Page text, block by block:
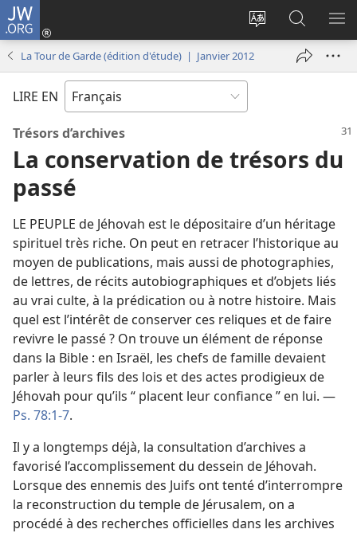
JW.ORG
Changer
langue
Se
connecter
nouvelle
sur
JW.ORG
La Tour de Garde (édition d'étude) | Janvier 2012
LIRE EN
Trésors d’archives
La conservation de trésors du
passé
LE PEUPLE de Jéhovah est le dépositaire d’un héritage
spirituel très riche. On peut en retracer l’historique au
moyen de publications, mais aussi de photographies,
de lettres, de récits autobiographiques et d’objets liés
au vrai culte, à la prédication ou à notre histoire. Mais
quel est l’intérêt de conserver ces reliques et de faire
revivre le passé ? On trouve un élément de réponse
dans la Bible : en Israël, les chefs de famille devaient
parler à leurs fils des lois et des actes prodigieux de
Jéhovah pour qu’ils “ placent leur confiance ” en lui. —
Ps. 78:1-7.
Il y a longtemps déjà, la consultation d’archives a
favorisé l’accomplissement du dessein de Jéhovah.
Lorsque des ennemis des Juifs ont tenté d’interrompre
la reconstruction du temple de Jérusalem, on a
procédé à des recherches officielles dans les archives